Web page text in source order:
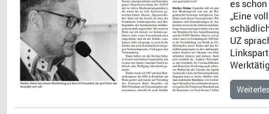
es
„Eine
UZ